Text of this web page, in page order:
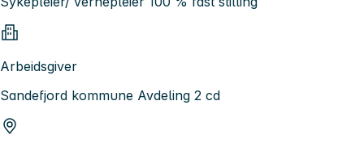
Arbeidsgiver
Sandefjord kommune Avdeling 2 cd